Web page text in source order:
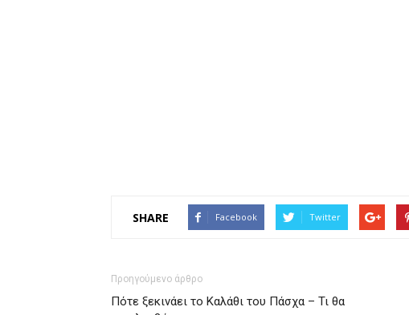
SHARE Facebook Twitter
Προηγούμενο άρθρο
Πότε ξεκινάει το Καλάθι του Πάσχα – Τι θα